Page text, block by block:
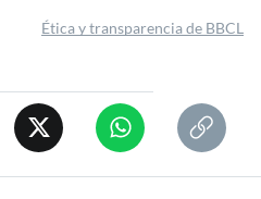
Ética y transparencia de BBCL